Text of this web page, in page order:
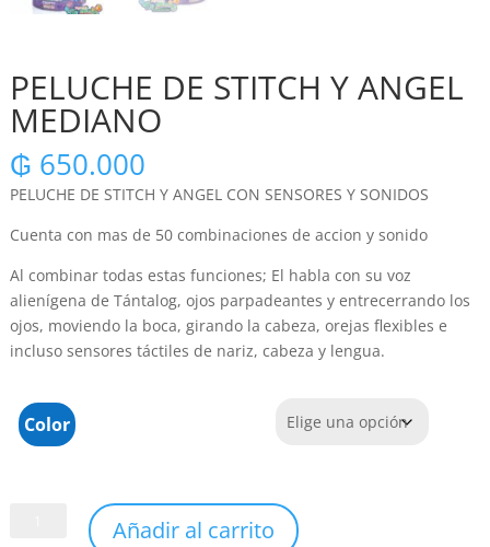
PELUCHE DE STITCH Y ANGEL
MEDIANO
₲ 650.000
PELUCHE DE STITCH Y ANGEL CON SENSORES Y SONIDOS
Cuenta con mas de 50 combinaciones de accion y sonido
Al combinar todas estas funciones; El habla con su voz
alienígena de Tántalog, ojos parpadeantes y entrecerrando los
ojos, moviendo la boca, girando la cabeza, orejas flexibles e
incluso sensores táctiles de nariz, cabeza y lengua.
Color
Añadir al carrito